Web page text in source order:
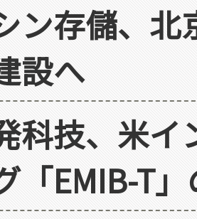
ン存儲、北
設へ
科技、米イ
「EMIB-T